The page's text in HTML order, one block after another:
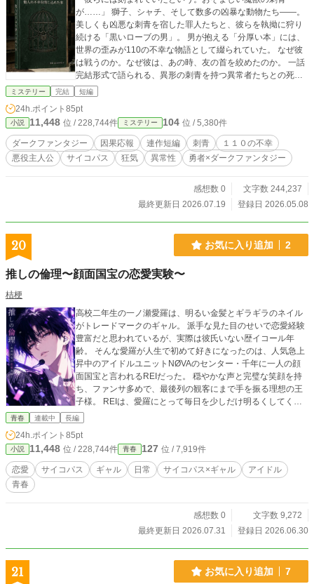
が……」 獅子、シャチ、そして数多の凶暴な動物たち――。
美しくも凶悪な刺青を宿した罪人たちと、彼らを執拗に狩り
続ける「黒いローブの男」。 男が抱える「分厚い本」には、
世界の歪みが110の不幸な物語として綴られていた。 なぜ彼
は戦うのか。なぜ彼は、あの時、友の首を絞めたのか。 一話
完結形式で語られる、異形の刺青を持つ異常者たちとの死
闘。 一ページ目の「獅子」が、最後の一頁「ハイエナ」へと
抜群の連作ダークファンタジー、ここに完結。」
ミステリー 完結 短編
24h.ポイント 85pt
小説 11,448 位 / 228,744件 ミステリー 104 位 / 5,380件
ダークファンタジー 因果応報 連作短編 刺青
１１０の不幸
悪役主人公
サイコパス 狂気 異常性 勇者×ダークファンタジー
感想数 0
文字数 244,237
最終更新日 2026.07.19
登録日 2026.05.08
20 お気に入り追加 2
推しの倫理〜顔面国宝の恋愛実験〜
桔梗
高校二年生の一ノ瀬愛羅は、明るい金髪とギラギラのネイル
がトレードマークのギャル。 派手な見た目のせいで恋愛経験
豊富だと思われているが、実際は彼氏いない歴イコール年
齢。 そんな愛羅が人生で初めて好きになったのは、人気急上
昇中のアイドルユニットNØVAのセンター・千年に一人の顔
面国宝と言われるREIだった。 穏やかな声と完璧な笑顔を持
ち、ファンサ多めで、最後列の観客にまで手を振る理想の王
子様。 REIは、愛羅にとって毎日を少しだけ明るくしてくれ
る、初めての”推し”だった。 ――ライブ会場の関係者通路
では。
青春 連載中 長編
24h.ポイント 85pt
小説 11,448 位 / 228,744件 青春 127 位 / 7,919件
恋愛 サイコパス ギャル 日常 サイコパス×ギャル
アイドル
青春
感想数 0
文字数 9,272
最終更新日 2026.07.31
登録日 2026.06.30
21 お気に入り追加 7